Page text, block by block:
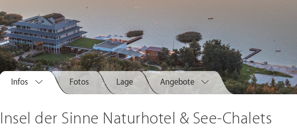
Infos Fotos Lage Angebote
Insel der Sinne Naturhotel & See-Chalets